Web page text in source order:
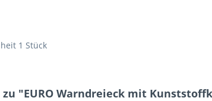
1 Stück
"EURO Warndreieck mit